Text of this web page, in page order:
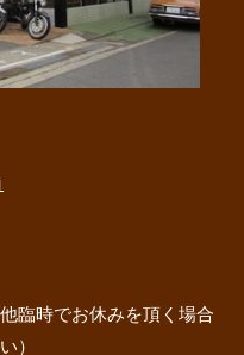
臨時でお休みを頂く場合
）